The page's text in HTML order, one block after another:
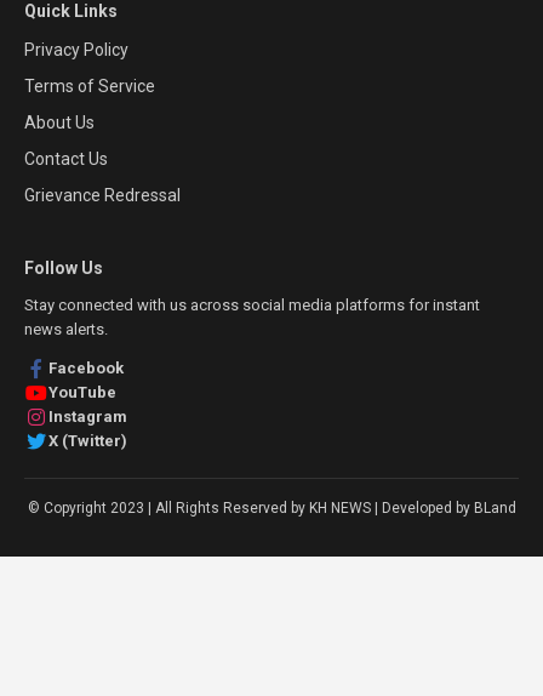
Quick Links
Privacy Policy
Terms of Service
About Us
Contact Us
Grievance Redressal
Follow Us
Stay connected with us across social media platforms for instant
news alerts.
Facebook
YouTube
Instagram
X (Twitter)
© Copyright 2023 | All Rights Reserved by KH NEWS | Developed by BLand